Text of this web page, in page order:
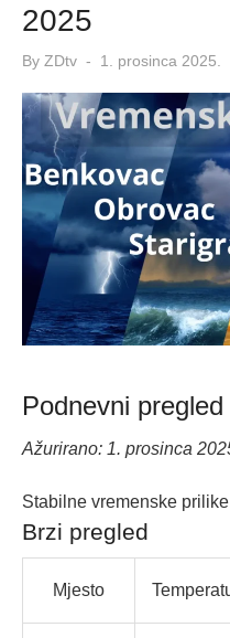
2025
By ZDtv
Posted
1. prosinca 2025.
Podnevni
Ažurirano: 1. prosinca
Stabilne vremenske
Brzi pregled
Mjesto